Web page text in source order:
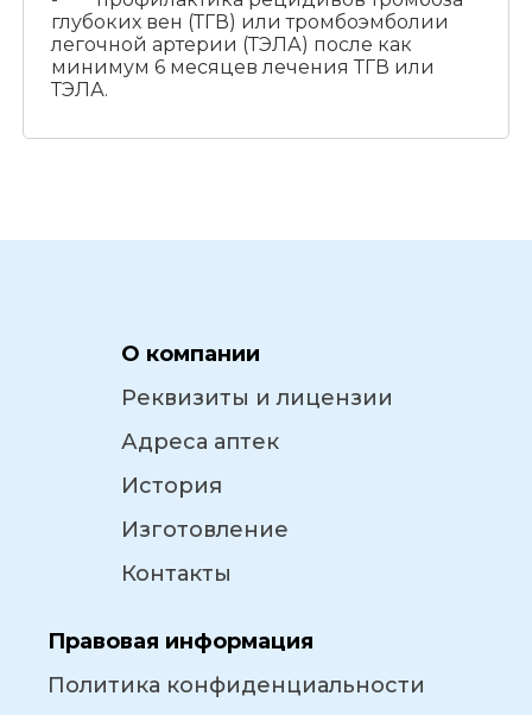
глубоких вен (ТГВ) или тромбоэмболии
легочной артерии (ТЭЛА) после как
минимум 6 месяцев лечения ТГВ или
ТЭЛА.
О компании
Реквизиты и лицензии
Адреса аптек
История
Изготовление
Контакты
Правовая информация
Политика конфиденциальности